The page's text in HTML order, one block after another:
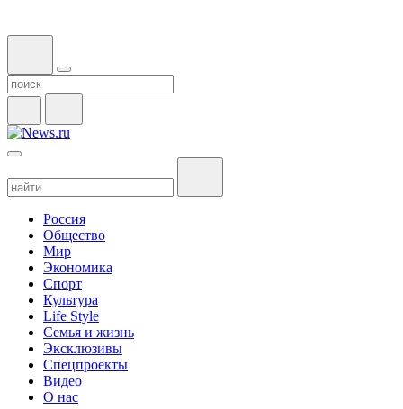
Россия
Общество
Мир
Экономика
Спорт
Культура
Life Style
Семья и жизнь
Эксклюзивы
Спецпроекты
Видео
О нас